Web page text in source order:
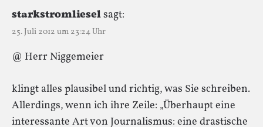
starkstromlieselsagt:
25. Juli 2012 um 23:24 Uhr
@ Herr Niggemeier
klingt alles plausibel und richtig, was Sie schreiben.
Allerdings, wenn ich ihre Zeile: „Überhaupt eine
interessante Art von Journalismus: eine drastische